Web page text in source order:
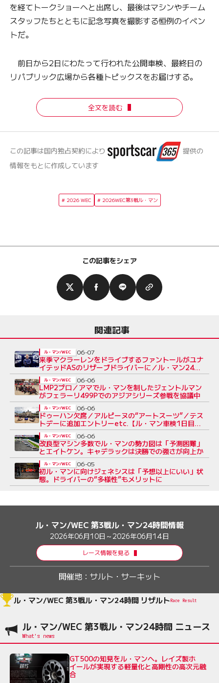
を経てトークショーへと出席し、最後はマシンやチーム
スタッフたちとともに記念写真を撮影する恒例のイベン
トだ。
前日から2日にわたって行われた公開車検、最終日の
リパブリック広場から各種トピックスをお届けする。
全文を読む
この記事は国内独占契約により
提供の
情報をもとに作成しています
2026 WEC 2026WEC第3戦ル・マン
この記事をシェア
関連記事
来季マクラーレンをドライブするファントールがユナ
イテッドASのリザーブドライバーに／ル・マン24時
間
ル・マン/WEC 06-07
LMP2プロ／アマでル・マンを制したジェントルマン
がフェラーリ499Pでのアジアシリーズ参戦を協議中
ル・マン/WEC 06-06
ドゥーハン欠席／アルピーヌの“アートスーツ”／テス
トデーに追加エントリーetc.【ル・マン車検1日目
Topics】
ル・マン/WEC 06-06
改良型マシン多数でル・マンの勢力図は「予測困難」
とエイトケン。キャデラックは決勝での強さが向上か
ル・マン/WEC 06-06
初ル・マンに向けジェネシスは「予想以上にいい」状
態。ドライバーの“多様性”もメリットに
ル・マン/WEC 06-05
ル・マン/WEC 第3戦ル・マン24時間情報
2026年06月10日～2026年06月14日
レース情報を見る
開催地： サルト・サーキット
ル・マン/WEC 第3戦ル・マン24時間 リザルトRace Result
ル・マン/WEC 第3戦ル・マン24時間 ニュース
GT500の知見をル・マンへ。レイズ製ホ
イールが実現する軽量化と高剛性の高次元融
合